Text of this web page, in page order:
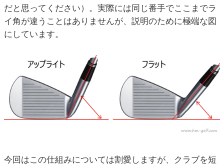
だと思ってください）。実際には同じ番手でここまでラ
イ角が違うことはありませんが、説明のために極端な図
にしています。
今回はこの仕組みについては割愛しますが、クラブを短